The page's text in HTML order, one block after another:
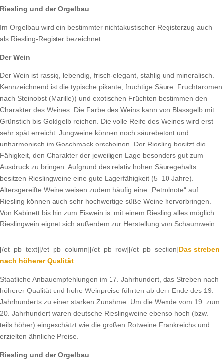
Riesling und der Orgelbau
Im Orgelbau wird ein bestimmter nichtakustischer Registerzug auch
als Riesling-Register bezeichnet.
Der Wein
Der Wein ist rassig, lebendig, frisch-elegant, stahlig und mineralisch.
Kennzeichnend ist die typische pikante, fruchtige Säure. Fruchtaromen
nach Steinobst (Marille)) und exotischen Früchten bestimmen den
Charakter des Weines. Die Farbe des Weins kann von Blassgelb mit
Grünstich bis Goldgelb reichen. Die volle Reife des Weines wird erst
sehr spät erreicht. Jungweine können noch säurebetont und
unharmonisch im Geschmack erscheinen. Der Riesling besitzt die
Fähigkeit, den Charakter der jeweiligen Lage besonders gut zum
Ausdruck zu bringen. Aufgrund des relativ hohen Säuregehalts
besitzen Rieslingweine eine gute Lagerfähigkeit (5–10 Jahre).
Altersgereifte Weine weisen zudem häufig eine „Petrolnote“ auf.
Riesling können auch sehr hochwertige süße Weine hervorbringen.
Von Kabinett bis hin zum Eiswein ist mit einem Riesling alles möglich.
Rieslingwein eignet sich außerdem zur Herstellung von Schaumwein.
[/et_pb_text][/et_pb_column][/et_pb_row][/et_pb_section]Das streben
nach höherer Qualität
Staatliche Anbauempfehlungen im 17. Jahrhundert, das Streben nach
höherer Qualität und hohe Weinpreise führten ab dem Ende des 19.
Jahrhunderts zu einer starken Zunahme. Um die Wende vom 19. zum
20. Jahrhundert waren deutsche Rieslingweine ebenso hoch (bzw.
teils höher) eingeschätzt wie die großen Rotweine Frankreichs und
erzielten ähnliche Preise.
Riesling und der Orgelbau